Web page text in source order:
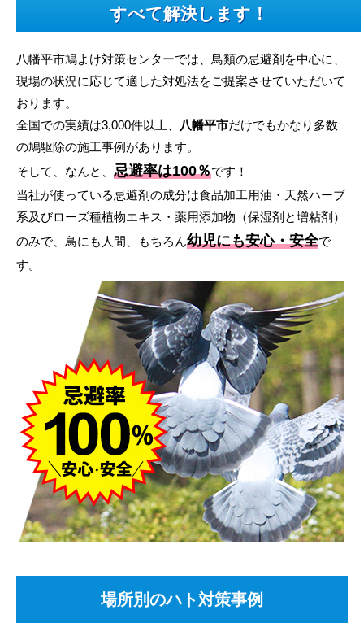
すべて解決します！
八幡平市鳩よけ対策センターでは、鳥類の忌避剤を中心に、
現場の状況に応じて適した対処法をご提案させていただいて
おります。
全国での実績は3,000件以上、
八幡平市だけでもかなり多数
の鳩駆除の施工事例があります。
そして、なんと、 忌避率は100％です！
当社が使っている忌避剤の成分は食品加工用油・天然ハーブ
系及びローズ種植物エキス・薬用添加物（保湿剤と増粘剤）
のみで、鳥にも人間、もちろん幼児にも安心・安全で
す。
場所別のハト対策事例